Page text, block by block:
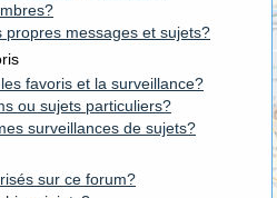
messages et sujets?
favoris et la surveillance?
ou sujets particuliers?
surveillances de sujets?
sur ce forum?